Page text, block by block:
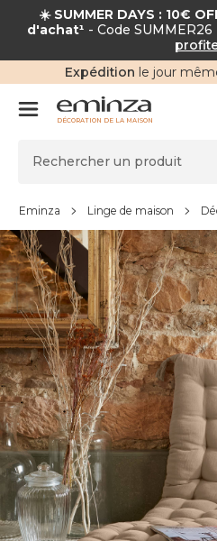
☀️ SUMMER DAYS : 10€
d'achat¹ - Code
Expédition le jour
DÉCORATION DE LA MAISON
Eminza Linge de maison